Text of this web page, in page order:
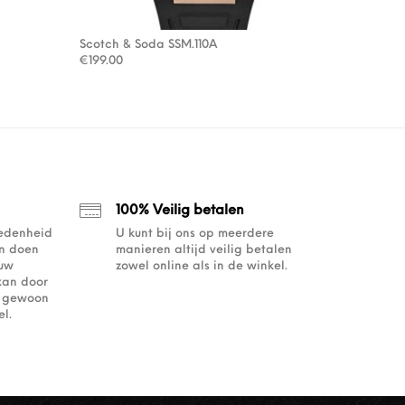
Scotch & Soda SSM.110A
€199.00
doen
door
100% Veilig betalen
U kunt bij ons op meerdere
manieren altijd veilig betalen
zowel online als in de winkel.